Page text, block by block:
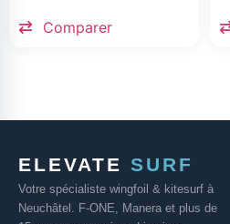
Comparer
ELEVATE SURF
Votre spécialiste wingfoil & kitesurf à
Neuchâtel. F-ONE, Manera et plus de